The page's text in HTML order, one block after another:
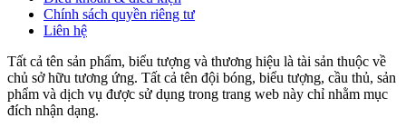
Chính sách quyền riêng tư
Liên hệ
Tất cả tên sản phẩm, biểu tượng và thương hiệu là tài sản thuộc về
chủ sở hữu tương ứng. Tất cả tên đội bóng, biểu tượng, cầu thủ, sản
phẩm và dịch vụ được sử dụng trong trang web này chỉ nhằm mục
đích nhận dạng.